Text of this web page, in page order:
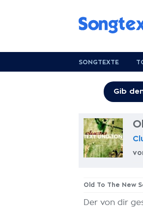
SONGTEXTE
Old To The New
Der von dir